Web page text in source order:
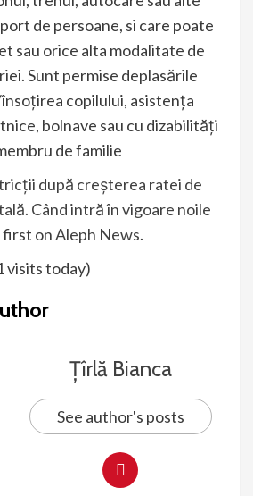
de persoane, si care poate
sau orice alta modalitate de
Sunt permise deplasările
copilului, asistența
bolnave sau cu dizabilități
de familie
după creșterea ratei de
Când intră în vigoare noile
first onAleph News.
visits today)
Țîrlă Bianca
See author's posts